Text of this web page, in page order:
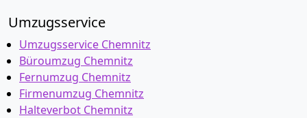
Umzugsservice
Umzugsservice Chemnitz
Büroumzug Chemnitz
Fernumzug Chemnitz
Firmenumzug Chemnitz
Halteverbot Chemnitz